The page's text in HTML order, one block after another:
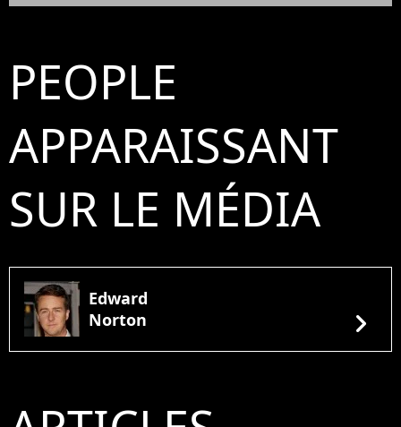
PEOPLE
APPARAISSANT
SUR LE MÉDIA
Edward
Norton
chevron_right